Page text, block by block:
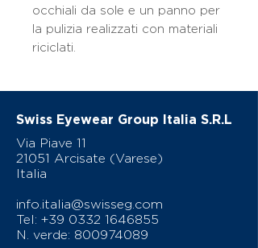
occhiali da sole e un panno per
la pulizia realizzati con materiali
riciclati.
Swiss Eyewear Group Italia S.R.L
Via Piave 11
21051 Arcisate (Varese)
Italia
info.italia@swisseg.com
Tel: +39 0332 1646855
N. verde: 800974089